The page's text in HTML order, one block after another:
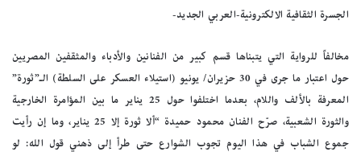
الجسرة الثقافية الالكترونية-العربي الجديد-
مخالفاً للرواية التي يتبناها قسم كبير من الفنانين والأدباء والمثقفين المصريين
حول اعتبار ما جرى في 30 حزيران/ يونيو (استيلاء العسكر على السلطة) الـ”ثورة”
المعرفة بالألف واللام، بعدما اختلفوا حول 25 يناير ما بين المؤامرة الخارجية
والثورة الشعبية، صرّح الفنان محمود حميدة “ألا ثورة إلا 25 يناير، وما إن رأيت
جموع الشباب في هذا اليوم تجوب الشوارع حتى طرأ إلى ذهني قول الله: لو